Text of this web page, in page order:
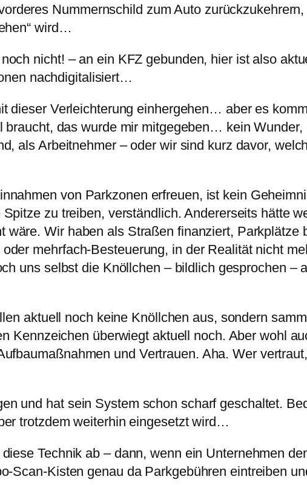
Nummernschild zum Auto
wird…
nicht! – an ein KFZ gebunden, hier ist also
nachdigitalisiert…
dieser Verleichterung einhergehen… aber es
das wurde mir mitgegeben… kein Wunder,
als Arbeitnehmer – oder wir sind kurz davor,
von Parkzonen erfreuen, ist kein
zu treiben, verständlich. Andererseits hätte
Wir haben als Straßen finanziert, Parkplätze
mehrfach-Besteuerung, in der Realität nicht
uns selbst die Knöllchen – bildlich gesprochen –
aktuell noch keine Knöllchen aus, sondern
Kennzeichen überwiegt aktuell noch. Aber wohl
und Vertrauen. Aha. Wer
und hat sein System schon scharf geschaltet.
trotzdem weiterhin eingesetzt wird…
Technik ab – dann, wenn ein Unternehmen
Scan-Kisten genau da Parkgebühren eintreiben